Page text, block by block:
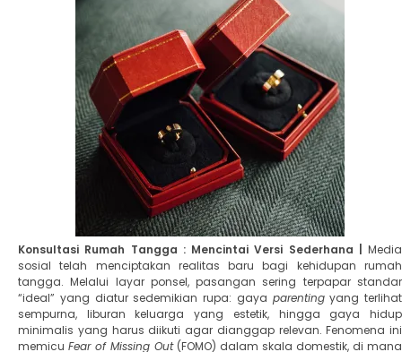
Konsultasi Rumah Tangga : Mencintai Versi Sederhana | Media
sosial telah menciptakan realitas baru bagi kehidupan rumah
tangga. Melalui layar ponsel, pasangan sering terpapar standar
“ideal” yang diatur sedemikian rupa: gaya parentingyang terlihat
sempurna, liburan keluarga yang estetik, hingga gaya hidup
minimalis yang harus diikuti agar dianggap relevan. Fenomena ini
memicu Fear of Missing Out(FOMO) dalam skala domestik, di mana